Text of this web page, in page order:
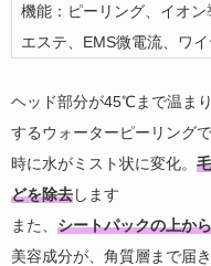
機能：ピーリング、イオ
エステ、EMS微電流、ワ
ヘッド部分が45℃まで温ま
するウォーターピーリング
時に水がミスト状に変化。
どを除去します
また、 シートパックの上か
美容成分が、角質層まで届